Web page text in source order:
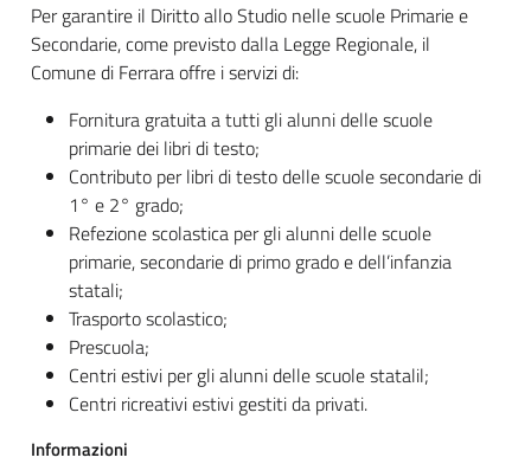
Per garantire il Diritto allo Studio nelle scuole Primarie e
Secondarie, come previsto dalla Legge Regionale, il
Comune di Ferrara offre i servizi di:
Fornitura gratuita a tutti gli alunni delle scuole
primarie dei libri di testo;
Contributo per libri di testo delle scuole secondarie di
1° e 2° grado;
Refezione scolastica per gli alunni delle scuole
primarie, secondarie di primo grado e dell’infanzia
statali;
Trasporto scolastico;
Prescuola;
Centri estivi per gli alunni delle scuole statalil;
Centri ricreativi estivi gestiti da privati.
Informazioni